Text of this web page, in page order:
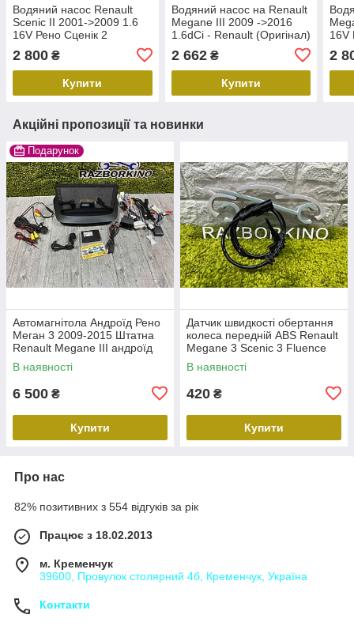
Водяний насос Renault
Scenic II 2001->2009 1.6
16V Рено Сценік 2
2 800 ₴
Купити
Водяний насос на Renault
Megane III 2009 ->2016
1.6dCi - Renault (Оригінал)
- 210108796R Рено Меган
3 помпа
2 662₴
Купити
16V
2
Акційні пропозиції та новинки
Подарунок
Автомагнітола Андроїд Рено
Меган 3 2009-2015 Штатна
Renault Megane III андроїд
10.0 1G RAM 16Gb ROM Wi-
Fi камера
В наявності
6 500 ₴
Купити
Датчик швидкості обертання
колеса передній ABS Renault
Megane 3 Scenic 3 Fluence
Duster Датчик ABS передній
Рено Меган 3 479109155
В наявності
420 ₴
Купити
Про нас
82% позитивних з 554 відгуків за рік
Працює з 18.02.2013
м. Кременчук
39600, Провулок столярний 4б, Кременчук, Україна
Контакти